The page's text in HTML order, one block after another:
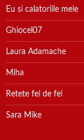
Eu si calatoriile mele
Ghiocel07
Laura Adamache
Miha
Retete fel de fel
Sara Mike